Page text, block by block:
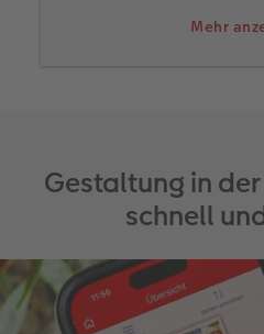
Mehr
Oder vielleicht sogar
Um bei der Gestaltung
viel Zeit mit dem Suchen
verbringen, markiere ich
speichere sie in einem
Dann habe ich alle Fotos
beim Gestalten schneller
Gestaltung in
schnell